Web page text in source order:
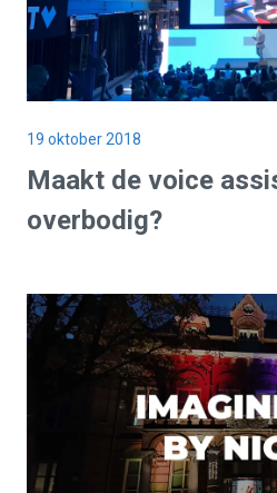
19 oktober 2018
Maakt de voice
overbodig?